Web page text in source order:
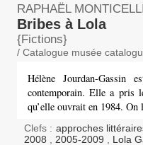
RAPHAËL MONTICELLI
Bribes à Lola
{Fictions}
/ Catalogue musée
Hélène Jourdan-Gassin
contemporain. Elle a pris
qu’elle ouvrait en 1984.
Clefs : approches
2008
2005-2009 Lola